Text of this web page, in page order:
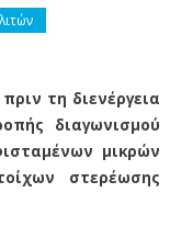
τη διενέργεια
διαγωνισμού
μικρών
στερέωσης